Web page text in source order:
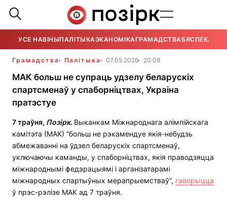
УСЕ НАВІНЫПАЛІТЫКАЭКАНОМІКАГРАМАДСТВАБЯСПЕКА
Грамадства Палітыка 07.05.2026 20:08
МАК больш не супраць удзелу беларускіх
спартсменаў у спаборніцтвах, Украіна
пратэстуе
7 траўня, Позірк. Выканкам Міжнароднага алімпійскага
камітэта (МАК) “больш не рэкамендуе якія-небудзь
абмежаванні на ўдзел беларускіх спартсменаў,
уключаючы каманды, у спаборніцтвах, якія праводзяцца
міжнароднымі федэрацыямі і арганізатарамі
міжнародных спартыўных мерапрыемстваў”, гаворыцца
ў прэс-рэлізе МАК ад 7 траўня.